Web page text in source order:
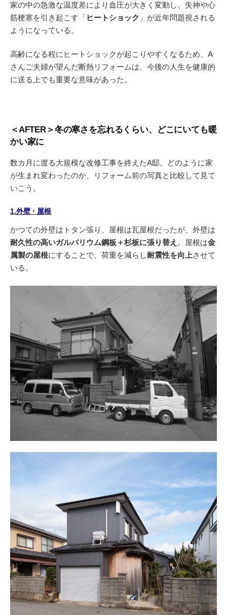
家の中の急激な温度差により血圧が大きく変動し、失神や心
筋梗塞を引き起こす「 ヒートショック 」が近年問題視される
ようになっている。
高齢になる程にヒートショックが起こりやすくなるため、A
さんご夫婦が望んだ断熱リフォームは、今後の人生を健康的
に送る上でも重要な意味があった。
＜AFTER＞冬の寒さを忘れるくらい、どこにいても暖
かい家に
数カ月に渡る大規模な改修工事を終えたA邸。どのように家
が生まれ変わったのか、リフォーム前の写真と比較して見て
いこう。
1.外壁・屋根
かつての外壁はトタン張り、屋根は瓦屋根だったが、外壁は
耐久性の高いガルバリウム鋼板＋杉板に張り替え 。屋根は金
属製の屋根にすることで、荷重を減らし耐震性を向上させて
いる。